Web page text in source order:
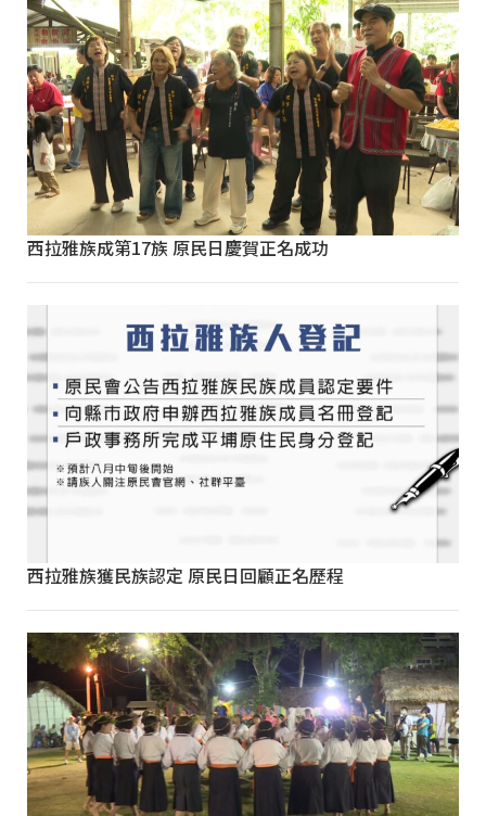
西拉雅族成第17族 原民日慶賀正名成功
西拉雅族獲民族認定 原民日回顧正名歷程